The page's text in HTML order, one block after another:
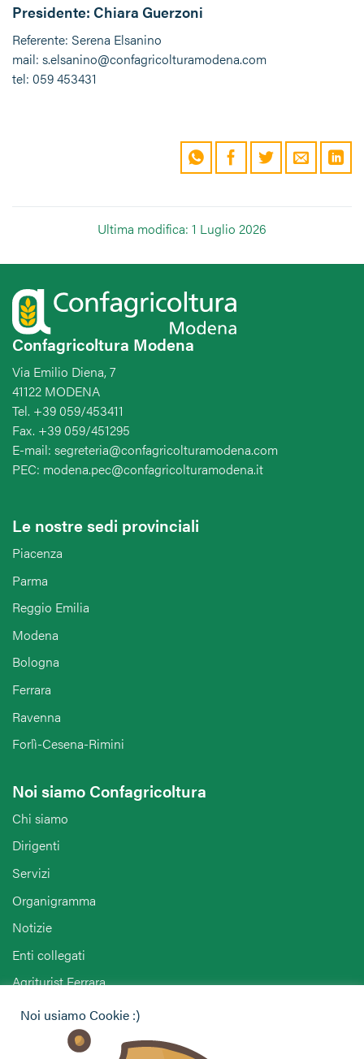
Presidente: Chiara Guerzoni
Referente: Serena Elsanino
mail: s.elsanino@confagricolturamodena.com
tel: 059 453431
Ultima modifica: 1 Luglio 2026
Confagricoltura Modena
Via Emilio Diena, 7
41122 MODENA
Tel. +39 059/453411
Fax. +39 059/451295
E-mail: segreteria@confagricolturamodena.com
PEC: modena.pec@confagricolturamodena.it
Le nostre sedi provinciali
Piacenza
Parma
Reggio Emilia
Modena
Bologna
Ferrara
Ravenna
Forlì-Cesena-Rimini
Noi siamo Confagricoltura
Chi siamo
Dirigenti
Servizi
Organigramma
Notizie
Enti collegati
Agriturist Ferrara
ENAPA Modena
Noi usiamo Cookie :)